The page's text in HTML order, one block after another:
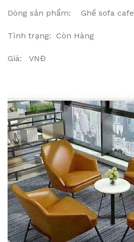
Dòng sản phẩm: Ghế sofa cafe
Tình trạng: Còn Hàng
Giá: VNĐ